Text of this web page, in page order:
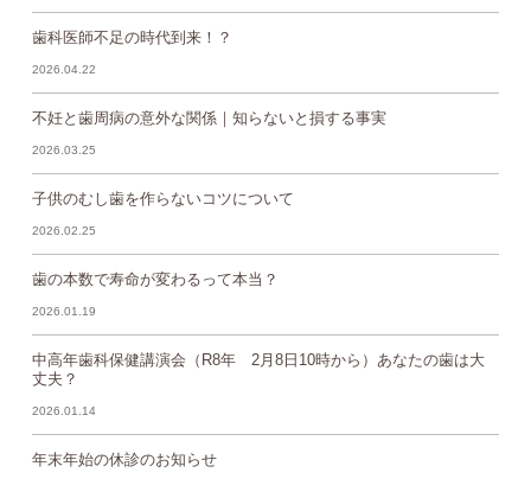
歯科医師不足の時代到来！？
2026.04.22
不妊と歯周病の意外な関係｜知らないと損する事実
2026.03.25
子供のむし歯を作らないコツについて
2026.02.25
歯の本数で寿命が変わるって本当？
2026.01.19
中高年歯科保健講演会（R8年 2月8日10時から）あなたの歯は大
丈夫？
2026.01.14
年末年始の休診のお知らせ